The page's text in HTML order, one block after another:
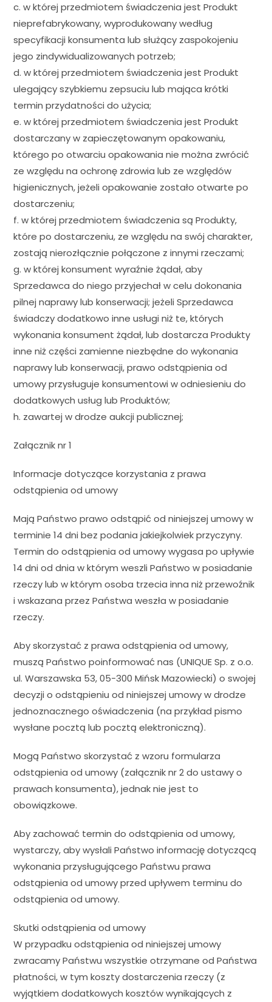
c. w której przedmiotem świadczenia jest Produkt
nieprefabrykowany, wyprodukowany według
specyfikacji konsumenta lub służący zaspokojeniu
jego zindywidualizowanych potrzeb;
d. w której przedmiotem świadczenia jest Produkt
ulegający szybkiemu zepsuciu lub mająca krótki
termin przydatności do użycia;
e. w której przedmiotem świadczenia jest Produkt
dostarczany w zapieczętowanym opakowaniu,
którego po otwarciu opakowania nie można zwrócić
ze względu na ochronę zdrowia lub ze względów
higienicznych, jeżeli opakowanie zostało otwarte po
dostarczeniu;
f. w której przedmiotem świadczenia są Produkty,
które po dostarczeniu, ze względu na swój charakter,
zostają nierozłącznie połączone z innymi rzeczami;
g. w której konsument wyraźnie żądał, aby
Sprzedawca do niego przyjechał w celu dokonania
pilnej naprawy lub konserwacji; jeżeli Sprzedawca
świadczy dodatkowo inne usługi niż te, których
wykonania konsument żądał, lub dostarcza Produkty
inne niż części zamienne niezbędne do wykonania
naprawy lub konserwacji, prawo odstąpienia od
umowy przysługuje konsumentowi w odniesieniu do
dodatkowych usług lub Produktów;
h. zawartej w drodze aukcji publicznej;
Załącznik nr 1
Informacje dotyczące korzystania z prawa
odstąpienia od umowy
Mają Państwo prawo odstąpić od niniejszej umowy w
terminie 14 dni bez podania jakiejkolwiek przyczyny.
Termin do odstąpienia od umowy wygasa po upływie
14 dni od dnia w którym weszli Państwo w posiadanie
rzeczy lub w którym osoba trzecia inna niż przewoźnik
i wskazana przez Państwa weszła w posiadanie
rzeczy.
Aby skorzystać z prawa odstąpienia od umowy,
muszą Państwo poinformować nas (UNIQUE Sp. z o.o.
ul. Warszawska 53, 05-300 Mińsk Mazowiecki) o swojej
decyzji o odstąpieniu od niniejszej umowy w drodze
jednoznacznego oświadczenia (na przykład pismo
wysłane pocztą lub pocztą elektroniczną).
Mogą Państwo skorzystać z wzoru formularza
odstąpienia od umowy (załącznik nr 2 do ustawy o
prawach konsumenta), jednak nie jest to
obowiązkowe.
Aby zachować termin do odstąpienia od umowy,
wystarczy, aby wysłali Państwo informację dotyczącą
wykonania przysługującego Państwu prawa
odstąpienia od umowy przed upływem terminu do
odstąpienia od umowy.
Skutki odstąpienia od umowy
W przypadku odstąpienia od niniejszej umowy
zwracamy Państwu wszystkie otrzymane od Państwa
płatności, w tym koszty dostarczenia rzeczy (z
wyjątkiem dodatkowych kosztów wynikających z